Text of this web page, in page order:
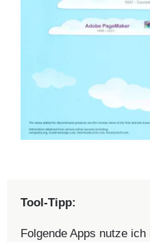
Tool-Tipp:
Folgende Apps nutze